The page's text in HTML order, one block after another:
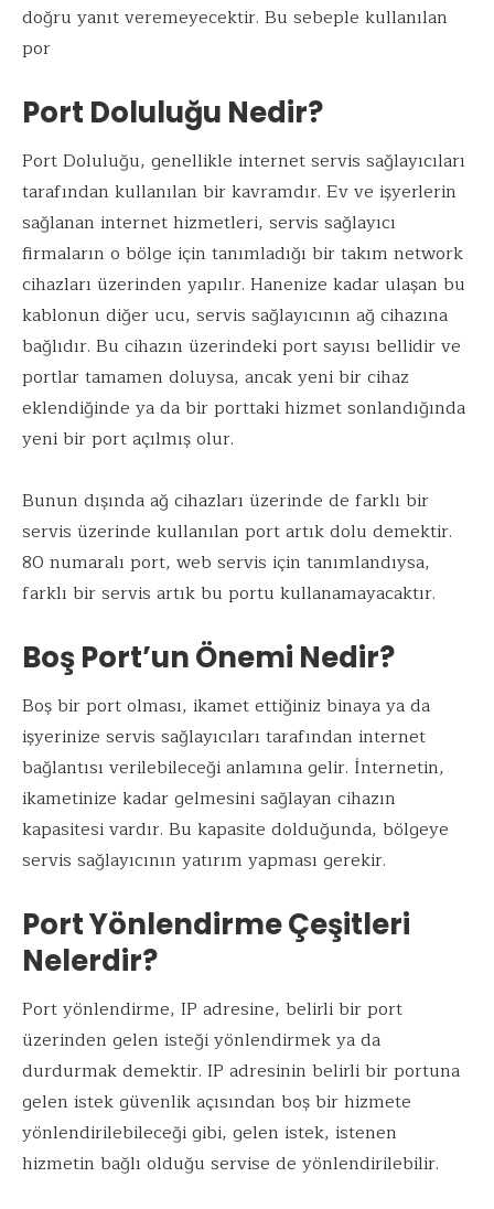
doğru yanıt veremeyecektir. Bu sebeple kullanılan
por
Port Doluluğu Nedir?
Port Doluluğu, genellikle internet servis sağlayıcıları
tarafından kullanılan bir kavramdır. Ev ve işyerlerin
sağlanan internet hizmetleri, servis sağlayıcı
firmaların o bölge için tanımladığı bir takım network
cihazları üzerinden yapılır. Hanenize kadar ulaşan bu
kablonun diğer ucu, servis sağlayıcının ağ cihazına
bağlıdır. Bu cihazın üzerindeki port sayısı bellidir ve
portlar tamamen doluysa, ancak yeni bir cihaz
eklendiğinde ya da bir porttaki hizmet sonlandığında
yeni bir port açılmış olur.
Bunun dışında ağ cihazları üzerinde de farklı bir
servis üzerinde kullanılan port artık dolu demektir.
80 numaralı port, web servis için tanımlandıysa,
farklı bir servis artık bu portu kullanamayacaktır.
Boş Port’un Önemi Nedir?
Boş bir port olması, ikamet ettiğiniz binaya ya da
işyerinize servis sağlayıcıları tarafından internet
bağlantısı verilebileceği anlamına gelir. İnternetin,
ikametinize kadar gelmesini sağlayan cihazın
kapasitesi vardır. Bu kapasite dolduğunda, bölgeye
servis sağlayıcının yatırım yapması gerekir.
Port Yönlendirme Çeşitleri
Nelerdir?
Port yönlendirme, IP adresine, belirli bir port
üzerinden gelen isteği yönlendirmek ya da
durdurmak demektir. IP adresinin belirli bir portuna
gelen istek güvenlik açısından boş bir hizmete
yönlendirilebileceği gibi, gelen istek, istenen
hizmetin bağlı olduğu servise de yönlendirilebilir.